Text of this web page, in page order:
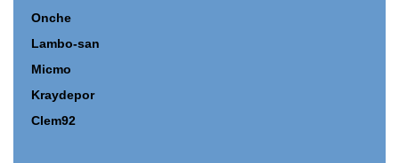
Onche
Lambo-san
Micmo
Kraydepor
Clem92